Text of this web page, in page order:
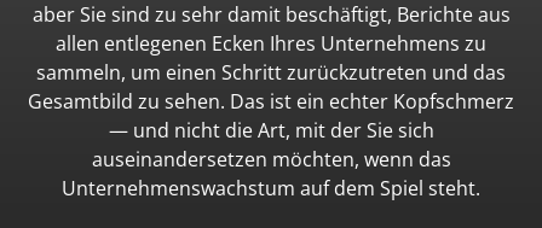
aber Sie sind zu sehr damit beschäftigt, Berichte aus
allen entlegenen Ecken Ihres Unternehmens zu
sammeln, um einen Schritt zurückzutreten und das
Gesamtbild zu sehen. Das ist ein echter Kopfschmerz
— und nicht die Art, mit der Sie sich
auseinandersetzen möchten, wenn das
Unternehmenswachstum auf dem Spiel steht.